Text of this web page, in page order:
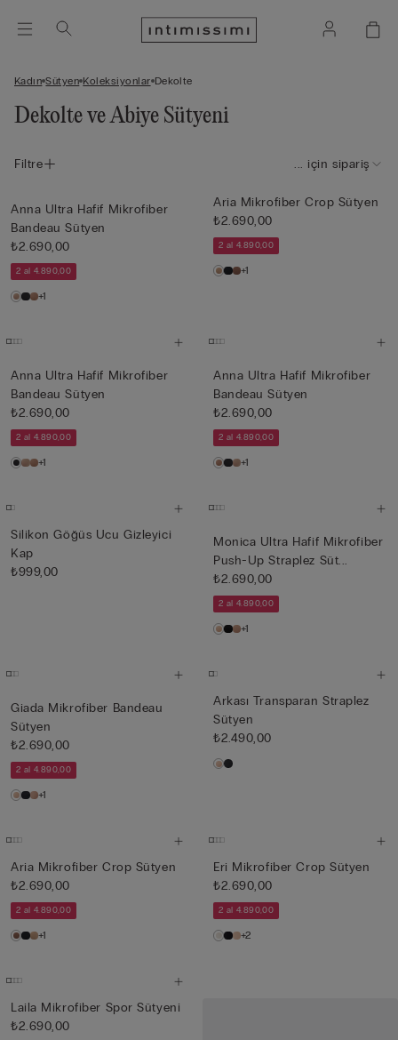
Kadın Sütyen Koleksiyonlar Dekolte
Dekolte ve Abiye Sütyeni
Filtre ... için sipariş
Anna Ultra Hafif Mikrofiber
Bandeau Sütyen
₺2.690,00
2 al 4.890,00
+1
Aria Mikrofiber Crop Sütyen
₺2.690,00
2 al 4.890,00
+1
Anna Ultra Hafif Mikrofiber
Bandeau Sütyen
₺2.690,00
2 al 4.890,00
+1
Anna Ultra Hafif Mikrofiber
Bandeau Sütyen
₺2.690,00
2 al 4.890,00
+1
Silikon Göğüs Ucu Gizleyici
Kap
₺999,00
Monica Ultra Hafif Mikrofiber
Push-Up Straplez Süt...
₺2.690,00
2 al 4.890,00
+1
Giada Mikrofiber Bandeau
Sütyen
₺2.690,00
2 al 4.890,00
+1
Arkası Transparan Straplez
Sütyen
₺2.490,00
Aria Mikrofiber Crop Sütyen
₺2.690,00
2 al 4.890,00
+1
Eri Mikrofiber Crop Sütyen
₺2.690,00
2 al 4.890,00
+2
Laila Mikrofiber Spor Sütyeni
₺2.690,00